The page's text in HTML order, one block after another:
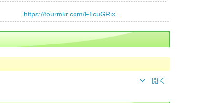
https://tourmkr.com/F1cuGRix...